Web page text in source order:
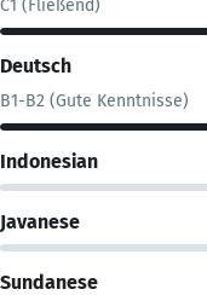
C1 (Fließend)
Deutsch
B1-B2 (Gute Kenntnisse)
Indonesian
Javanese
Sundanese